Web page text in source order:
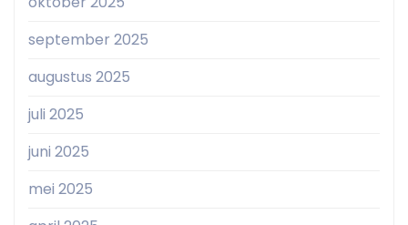
september 2025
augustus 2025
juli 2025
juni 2025
mei 2025